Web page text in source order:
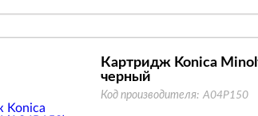
Картридж Konica
черный
Код производителя: A04P150